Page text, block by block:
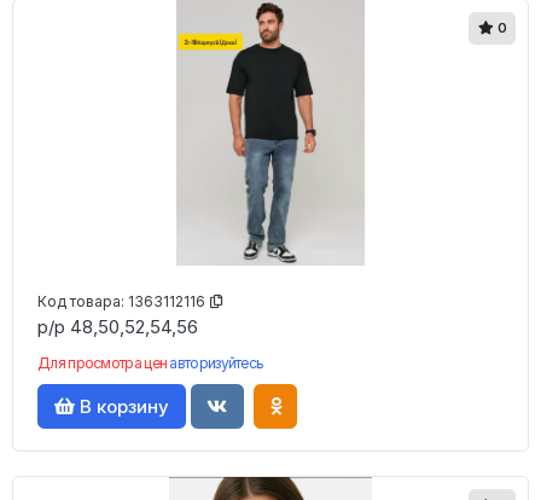
0
Код товара: 1363112116
р/р 48,50,52,54,56
Для просмотра цен авторизуйтесь
В корзину